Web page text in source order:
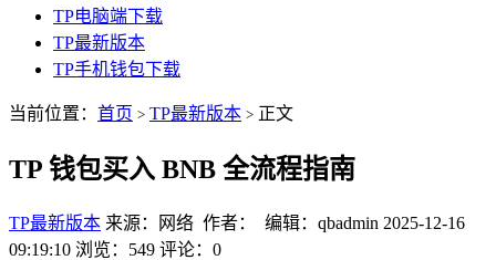
TP电脑端下载
TP最新版本
TP手机钱包下载
当前位置： 首页 > TP最新版本 > 正文
TP 钱包买入 BNB 全流程指南
TP最新版本 来源：网络 作者： 编辑：qbadmin 2025-12-16
09:19:10 浏览：549 评论：0